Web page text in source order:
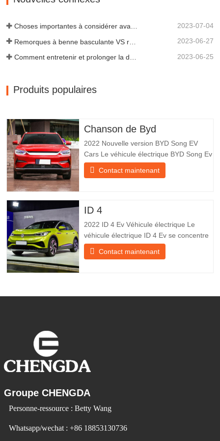
scientifiques et une équipe…
Choses importantes à considérer avant d'acheter une remorque à benne basculante 2023-07-04
2023-06-27
2023-06-25
Produits populaires
Chanson de Byd
2022 Nouvelle version BYD Song EV
Cars Le véhicule électrique BYD Song Ev
se concentre sur l’expérience client et le
développement de produits pour
populaires. BYD Song Ev Electric Vehicle
Contact maintenant
ID 4
2022 ID 4 Ev Véhicule électrique Le
véhicule électrique ID 4 Ev se concentre
sur l’expérience client et le
développement de produits pour
Contact maintenant
Groupe CHENGDA
Personne-ressource : Betty Wang
Whatsapp/wechat : +86 18853130736